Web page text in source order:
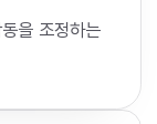
을 조정하는